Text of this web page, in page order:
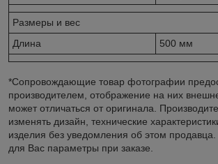
Размеры и вес
Длина
500 мм
*Сопровождающие товар фотографии
производителем, отображение на них
может отличаться от оригинала.
изменять дизайн, технические
изделия без уведомления об этом
для Вас параметры при заказе.